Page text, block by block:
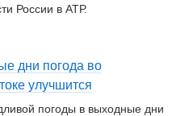
России в АТР.
дни погода во
улучшится
погоды в выходные дни